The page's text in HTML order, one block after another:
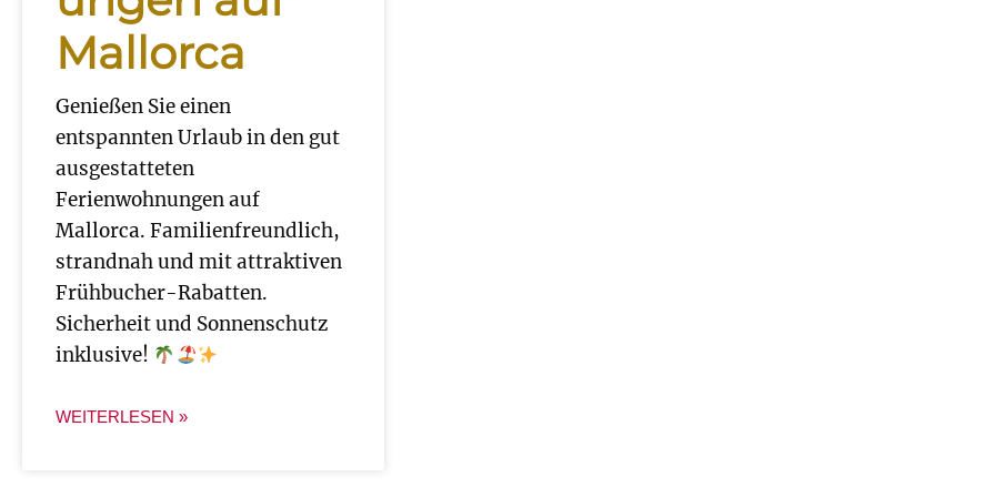
Mallorca
Genießen Sie einen
entspannten Urlaub in den gut
ausgestatteten
Ferienwohnungen auf
Mallorca. Familienfreundlich,
strandnah und mit attraktiven
Frühbucher-Rabatten.
Sicherheit und Sonnenschutz
inklusive!
WEITERLESEN »